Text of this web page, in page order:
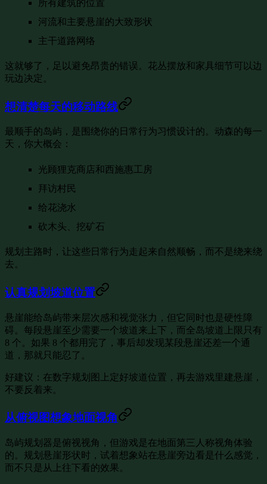
所有建筑的位置
河流和主要悬崖的大致形状
主干道路网络
这就够了，足以避免昂贵的错误。花丛摆放和家具细节可以边
玩边决定。
想清楚每天的移动路线
最顺手的岛屿，是围绕你的日常行为习惯设计的。动森的每一
天，你大概会：
光顾狸克商店和西施惠工房
拜访村民
给花浇水
砍木头、挖矿石
规划主路时，让这些日常行为走起来自然顺畅，而不是绕来绕
去。
认真规划坡道位置
悬崖能给岛屿带来层次感和视觉张力，但它同时也是硬性障
碍。每段悬崖至少需要一个坡道来上下，而全岛坡道上限只有
8 个。如果 8 个都用完了，事后却发现某段悬崖还差一个通
道，那就只能忍了。
好建议：在数字规划图上定好坡道位置，再去游戏里建悬崖，
不要反着来。
从俯视图想象地面视角
岛屿规划器是俯视视角，但游戏是在地面第三人称视角体验
的。规划悬崖形状时，试着想象站在悬崖旁边看是什么感觉，
而不只是从上往下看的效果。